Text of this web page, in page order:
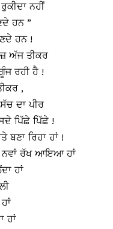
ਨਹੀਂ
ਹਨ ”
ਹਨ !
ਅੱਜ ਤੀਕਰ
ਰਹੀ ਹੈ !
,
ਦਾ ਪੀਰ
ਪਿੱਛੇ ਪਿੱਛੇ !
ਰਿਹਾ ਹਾਂ !
ਰੱਖ ਆਇਆ ਹਾਂ
ਹਾਂ
ਹਾਂ